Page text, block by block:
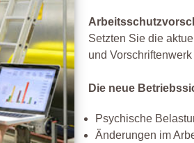
Setzten Sie die
und
Die neue
Psychische
Änderungen im